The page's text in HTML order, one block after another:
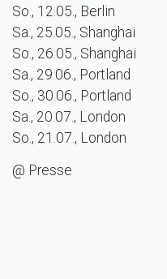
So., 12.05., Berlin
Sa., 25.05., Shanghai
So., 26.05., Shanghai
Sa., 29.06., Portland
So., 30.06., Portland
Sa., 20.07., London
So., 21.07., London
@ Presse